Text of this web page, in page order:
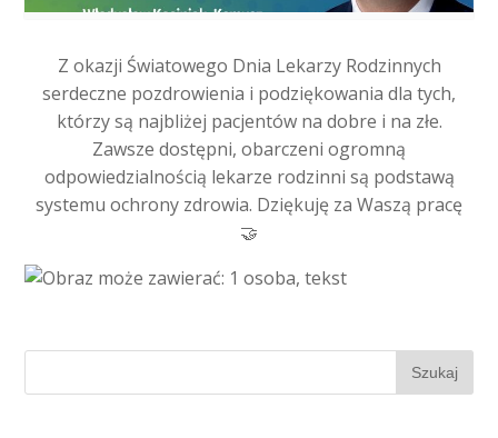
Z okazji Światowego Dnia Lekarzy Rodzinnych
serdeczne pozdrowienia i podziękowania dla tych,
którzy są najbliżej pacjentów na dobre i na złe.
Zawsze dostępni, obarczeni ogromną
odpowiedzialnością lekarze rodzinni są podstawą
systemu ochrony zdrowia. Dziękuję za Waszą pracę
🤝